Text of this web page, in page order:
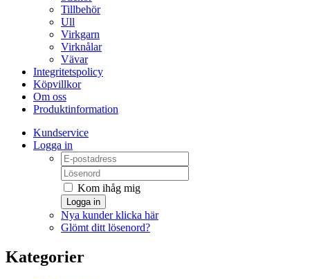
Tillbehör
Ull
Virkgarn
Virknålar
Vävar
Integritetspolicy
Köpvillkor
Om oss
Produktinformation
Kundservice
Logga in
Kom ihåg mig
Logga in
Nya kunder klicka här
Glömt ditt lösenord?
Kategorier